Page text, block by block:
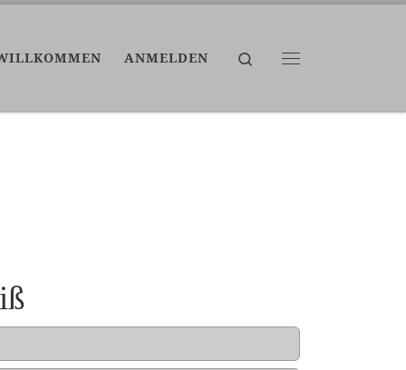
ANMELDEN
Search